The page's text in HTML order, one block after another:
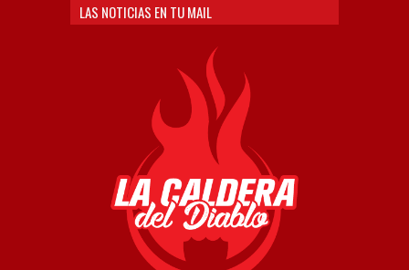
LAS NOTICIAS EN TU MAIL